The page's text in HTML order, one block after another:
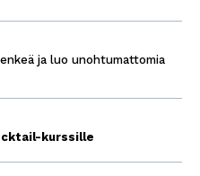
ja luo unohtumattomia
kurssille